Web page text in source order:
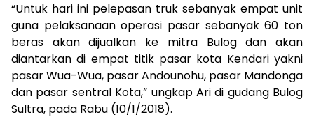
“Untuk hari ini pelepasan truk sebanyak empat unit
guna pelaksanaan operasi pasar sebanyak 60 ton
beras akan dijualkan ke mitra Bulog dan akan
diantarkan di empat titik pasar kota Kendari yakni
pasar Wua-Wua, pasar Andounohu, pasar Mandonga
dan pasar sentral Kota,” ungkap Ari di gudang Bulog
Sultra, pada Rabu (10/1/2018).